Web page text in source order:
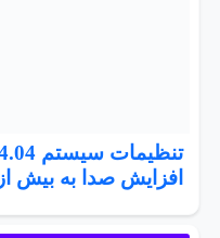
افزایش صدا به بیش از100 درصد